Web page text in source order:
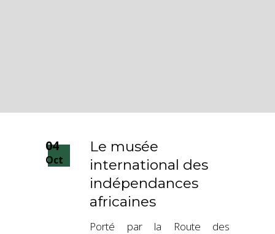
04
Oct
Le musée
international des
indépendances
africaines
Porté par la Route des